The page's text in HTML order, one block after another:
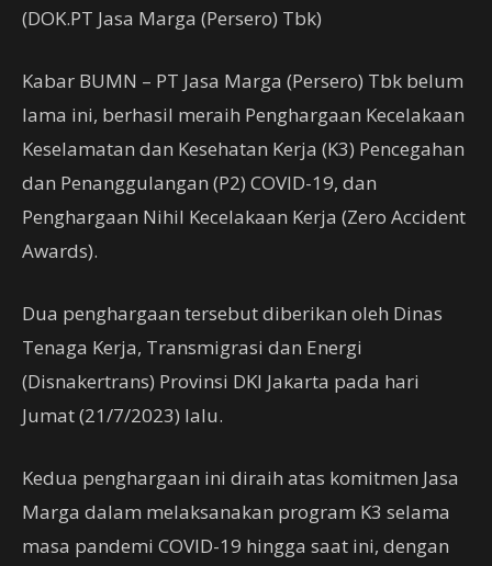
(DOK.PT Jasa Marga (Persero) Tbk)
Kabar BUMN – PT Jasa Marga (Persero) Tbk belum
lama ini, berhasil meraih Penghargaan Kecelakaan
Keselamatan dan Kesehatan Kerja (K3) Pencegahan
dan Penanggulangan (P2) COVID-19, dan
Penghargaan Nihil Kecelakaan Kerja (Zero Accident
Awards).
Dua penghargaan tersebut diberikan oleh Dinas
Tenaga Kerja, Transmigrasi dan Energi
(Disnakertrans) Provinsi DKI Jakarta pada hari
Jumat (21/7/2023) lalu.
Kedua penghargaan ini diraih atas komitmen Jasa
Marga dalam melaksanakan program K3 selama
masa pandemi COVID-19 hingga saat ini, dengan